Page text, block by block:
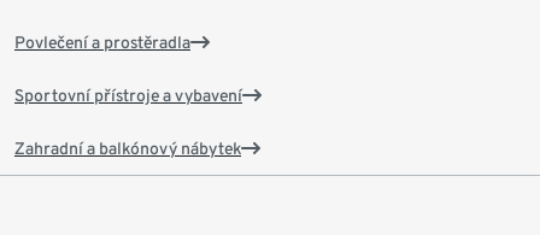
Povlečení a prostěradla
Sportovní přístroje a vybavení
Zahradní a balkónový nábytek